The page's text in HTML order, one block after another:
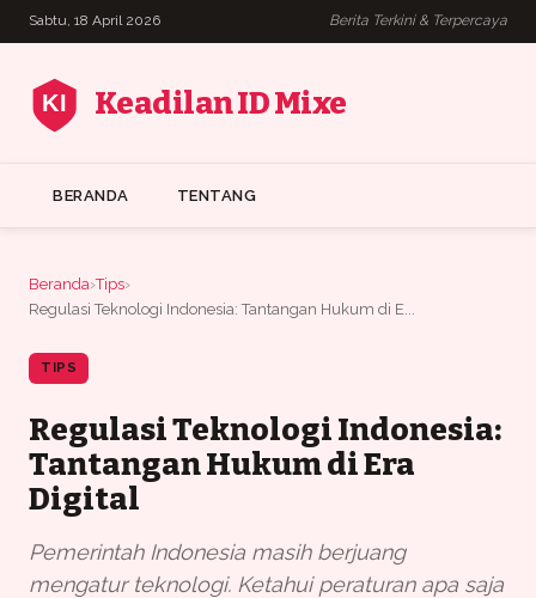
Sabtu, 18 April 2026 Berita Terkini & Terpercaya
Keadilan ID Mixe
BERANDA TENTANG
Beranda›Tips›
Regulasi Teknologi Indonesia: Tantangan Hukum di E...
TIPS
Regulasi Teknologi Indonesia:
Tantangan Hukum di Era
Digital
Pemerintah Indonesia masih berjuang
mengatur teknologi. Ketahui peraturan apa saja